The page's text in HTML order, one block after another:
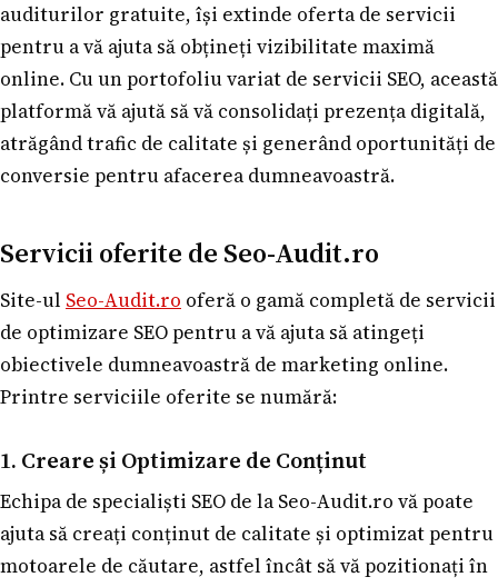
auditurilor gratuite, își extinde oferta de servicii
pentru a vă ajuta să obțineți vizibilitate maximă
online. Cu un portofoliu variat de servicii SEO, această
platformă vă ajută să vă consolidați prezența digitală,
atrăgând trafic de calitate și generând oportunități de
conversie pentru afacerea dumneavoastră.
Servicii oferite de Seo-Audit.ro
Site-ul Seo-Audit.ro oferă o gamă completă de servicii
de optimizare SEO pentru a vă ajuta să atingeți
obiectivele dumneavoastră de marketing online.
Printre serviciile oferite se numără:
1. Creare și Optimizare de Conținut
Echipa de specialiști SEO de la Seo-Audit.ro vă poate
ajuta să creați conținut de calitate și optimizat pentru
motoarele de căutare, astfel încât să vă pozitionați în